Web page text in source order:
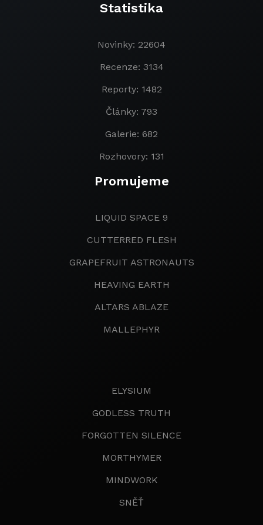
Statistika
Novinky: 22604
Recenze: 3134
Reporty: 1482
Články: 793
Galerie: 682
Rozhovory: 131
Promujeme
LIQUID SPACE 9
CUTTERRED FLESH
GRAPEFRUIT ASTRONAUTS
HEAVING EARTH
ALTARS ABLAZE
MALLEPHYR
ELYSIUM
GODLESS TRUTH
FORGOTTEN SILENCE
MORTHYMER
MINDWORK
SNĚŤ